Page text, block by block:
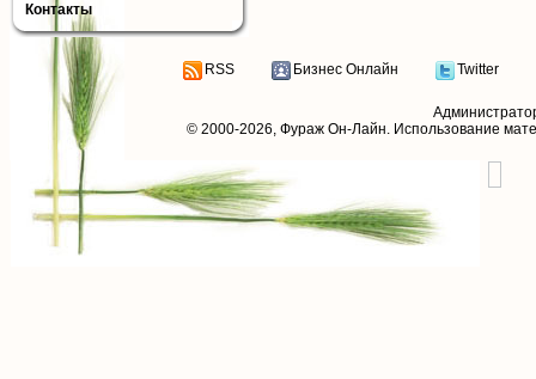
Контакты
RSS Бизнес Онлайн Twitter
© 2000-2026, Фураж Он-Лайн. Использование